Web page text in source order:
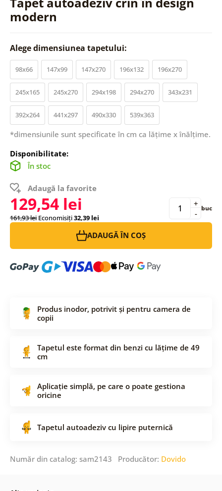
modern
Alege dimensiunea tapetului:
98x66 147x99 147x270 196x132 196x270
245x165 245x270 294x198 294x270 343x231
392x264 441x297 490x330 539x363
*dimensiunile sunt specificate în cm ca lățime x înălțime.
Disponibilitate:
În stoc
Adaugă la favorite
129,54 lei
161,93 lei Economisiți32,39 lei -
+ buc
ADAUGĂ ÎN COȘ
Produs inodor, potrivit și pentru camera de
copii
Tapetul este format din benzi cu lățime de 49
cm
Aplicație simplă, pe care o poate gestiona
oricine
Tapetul autoadeziv cu lipire puternică
Număr din catalog: sam2143 Producător: Dovido